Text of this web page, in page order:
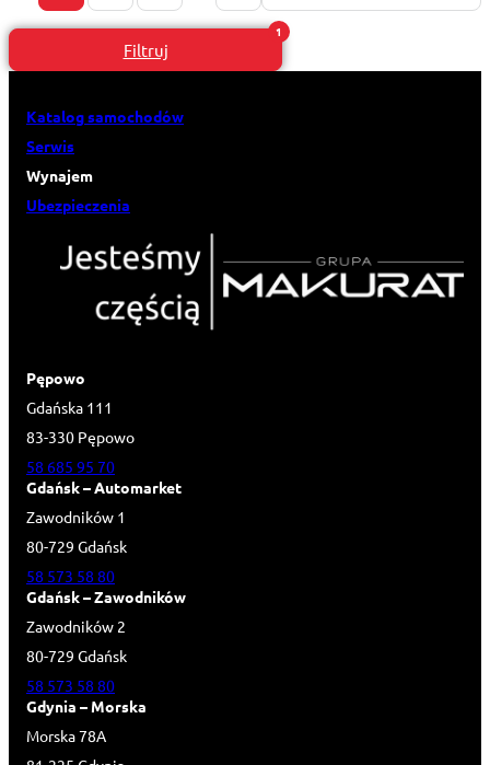
Filtruj
Katalog samochodów
Serwis
Wynajem
Ubezpieczenia
Pępowo
Gdańska 111
83-330 Pępowo
58 685 95 70
Gdańsk – Automarket
Zawodników 1
80-729 Gdańsk
58 573 58 80
Gdańsk – Zawodników
Zawodników 2
80-729 Gdańsk
58 573 58 80
Gdynia – Morska
Morska 78A